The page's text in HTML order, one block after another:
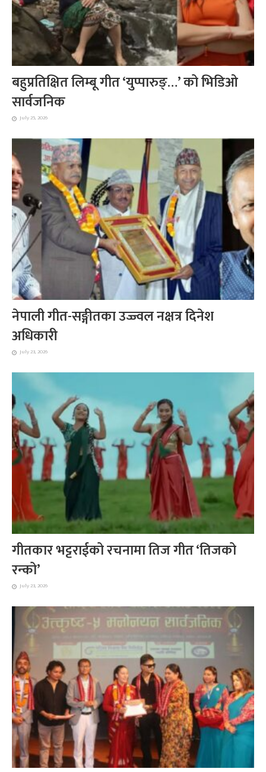
बहुप्रतिक्षित लिम्बू गीत ‘युप्पारुङ्…’ को भिडिओ
सार्वजनिक
July 25, 2026
नेपाली गीत-सङ्गीतका उज्ज्वल नक्षत्र दिनेश
अधिकारी
July 23, 2026
गीतकार भट्टराईको रचनामा तिज गीत ‘तिजको
रन्को’
July 23, 2026